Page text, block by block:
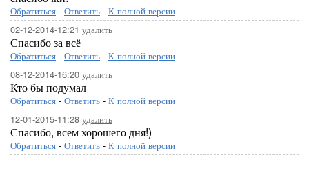
Обратиться - Ответить - К полной версии
02-12-2014-12:21 удалить
Спасибо за всё
Обратиться - Ответить - К полной версии
08-12-2014-16:20 удалить
Кто бы подумал
Обратиться - Ответить - К полной версии
12-01-2015-11:28 удалить
Спасибо, всем хорошего дня!)
Обратиться - Ответить - К полной версии